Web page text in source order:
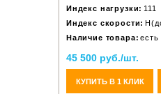
Индекс нагрузки: 111
Индекс скорости:
Наличие товара: есть
45 500 руб./шт.
КУПИТЬ В 1 КЛИК